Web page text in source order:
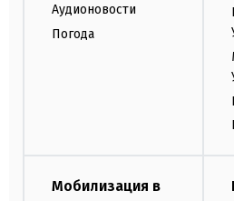
Аудионовости
Погода
Мобилизация в